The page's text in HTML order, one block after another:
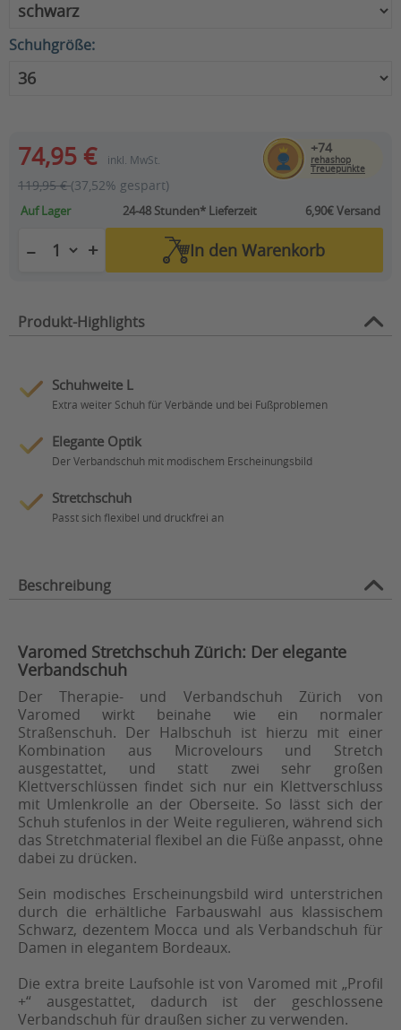
Schuhgröße:
74,95 € inkl. MwSt.
+74
rehashop
Treuepunkte
119,95 €(37,52% gespart)
Auf Lager 24-48 Stunden*Lieferzeit 6,90€ Versand
− + In den Warenkorb
Produkt-Highlights
Schuhweite L
Extra weiter Schuh für Verbände und bei Fußproblemen
Elegante Optik
Der Verbandschuh mit modischem Erscheinungsbild
Stretchschuh
Passt sich flexibel und druckfrei an
Beschreibung
Varomed Stretchschuh Zürich: Der elegante
Verbandschuh
Der Therapie- und Verbandschuh Zürich von
Varomed wirkt beinahe wie ein normaler
Straßenschuh. Der Halbschuh ist hierzu mit einer
Kombination aus Microvelours und Stretch
ausgestattet, und statt zwei sehr großen
Klettverschlüssen findet sich nur ein Klettverschluss
mit Umlenkrolle an der Oberseite. So lässt sich der
Schuh stufenlos in der Weite regulieren, während sich
das Stretchmaterial flexibel an die Füße anpasst, ohne
dabei zu drücken.
Sein modisches Erscheinungsbild wird unterstrichen
durch die erhältliche Farbauswahl aus klassischem
Schwarz, dezentem Mocca und als Verbandschuh für
Damen in elegantem Bordeaux.
Die extra breite Laufsohle ist von Varomed mit „Profil
+“ ausgestattet, dadurch ist der geschlossene
Verbandschuh für draußen sicher zu verwenden.